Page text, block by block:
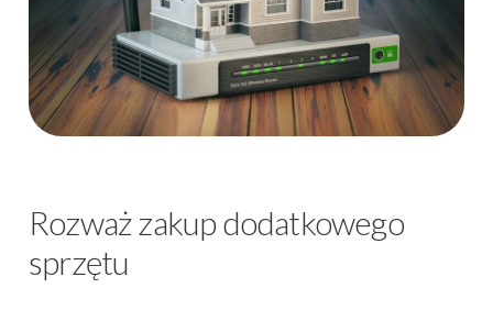
Rozważ zakup dodatkowego
sprzętu